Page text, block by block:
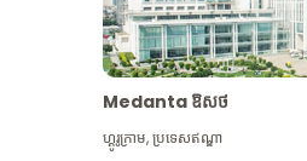
Medanta ឱសថ
ហ្គូរូក្រាម,ប្រទេសឥណ្ឌា